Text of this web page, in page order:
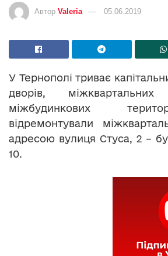
Автор Valeria 05.06.2019
У Тернополі триває
дворів,
міжбудинкових
відремонтували
адресою вулиця Стуса, 2 –
10.